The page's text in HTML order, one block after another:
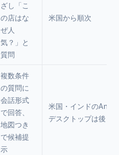
ざし「こ
の店はな
ぜ人
気？」と
質問
米国から順次
複数条件
の質問に
会話形式
で回答、
地図つき
で候補提
示
米国・インドの
デスクトップは後日